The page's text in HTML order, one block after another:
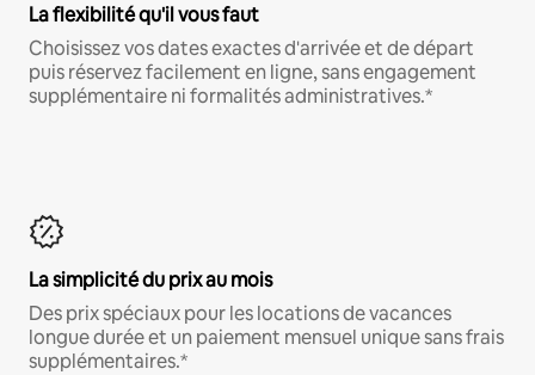
La flexibilité qu'il vous faut
Choisissez vos dates exactes d'arrivée et de départ
puis réservez facilement en ligne, sans engagement
supplémentaire ni formalités administratives.*
La simplicité du prix au mois
Des prix spéciaux pour les locations de vacances
longue durée et un paiement mensuel unique sans frais
supplémentaires.*